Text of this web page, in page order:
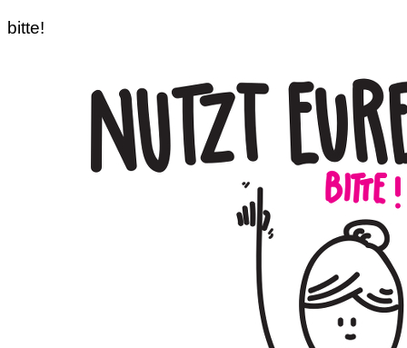
bitte!